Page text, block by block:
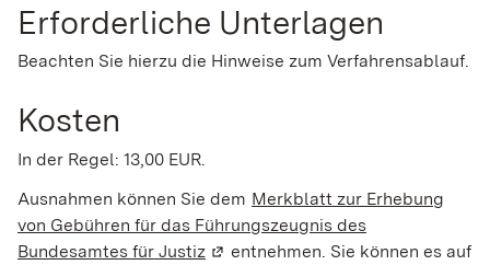
Erforderliche Unterlagen
Beachten Sie hierzu die Hinweise zum Verfahrensablauf.
Kosten
In der Regel: 13,00 EUR.
Ausnahmen können Sie dem Merkblatt zur Erhebung
von Gebühren für das Führungszeugnis des
Bundesamtes für Justiz (Wird in einem neuen Fenster
entnehmen. Sie können es auf